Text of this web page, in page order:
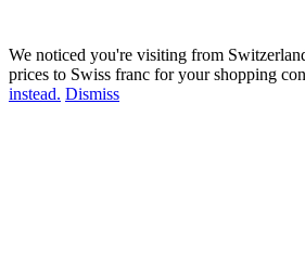
We noticed you're visiting from
prices to Swiss franc for your shopping
instead. Dismiss